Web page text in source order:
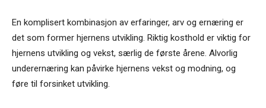
En komplisert kombinasjon av erfaringer, arv og ernæring er
det som former hjernens utvikling. Riktig kosthold er viktig for
hjernens utvikling og vekst, særlig de første årene. Alvorlig
underernæring kan påvirke hjernens vekst og modning, og
føre til forsinket utvikling.